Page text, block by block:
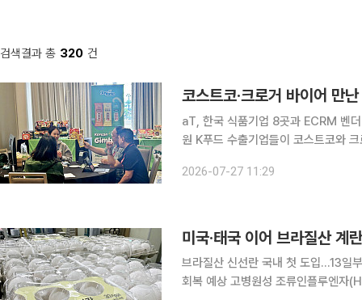
검색결과 총 320 건
코스트코·크로거 바이어 만
aT, 한국 식품기업 8곳과 ECRM 벤
원 K푸드 수출기업들이 코스트코와 크로거, 세이프웨이 등 미국 대형 유통업체 바이어를 상대로 현
19~22일 미국 캘리포니아주 샌디에
2026-07-27 11:29
미국·태국 이어 브라질산
브라질산 신선란 국내 첫 도입…13
회복 예상 고병원성 조류인플루엔자(HPAI) 여파로 계란 생산과 공급이 줄면서 정부가 국내 처음으